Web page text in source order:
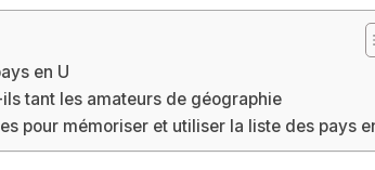
en U
tant les amateurs de géographie
pour mémoriser et utiliser la liste des pays